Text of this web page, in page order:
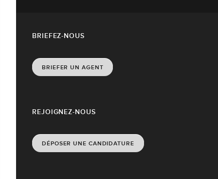
REJOIGNEZ-NOUS
DÉPOSER UNE CANDIDATURE
BRIEFEZ-NOUS
BRIEFER UN AGENT